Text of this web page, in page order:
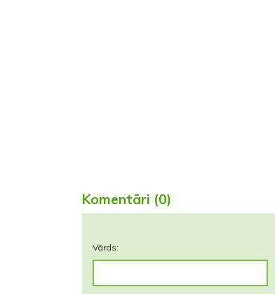
Komentāri (0)
Vārds: